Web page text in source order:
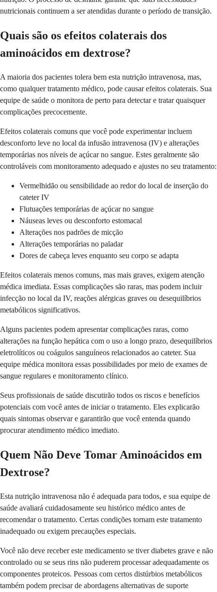
nutricionais continuem a ser atendidas durante o período de transição.
Quais são os efeitos colaterais dos
aminoácidos em dextrose?
A maioria dos pacientes tolera bem esta nutrição intravenosa, mas,
como qualquer tratamento médico, pode causar efeitos colaterais. Sua
equipe de saúde o monitora de perto para detectar e tratar quaisquer
complicações precocemente.
Efeitos colaterais comuns que você pode experimentar incluem
desconforto leve no local da infusão intravenosa (IV) e alterações
temporárias nos níveis de açúcar no sangue. Estes geralmente são
controláveis com monitoramento adequado e ajustes no seu tratamento:
Vermelhidão ou sensibilidade ao redor do local de inserção do
cateter IV
Flutuações temporárias de açúcar no sangue
Náuseas leves ou desconforto estomacal
Alterações nos padrões de micção
Alterações temporárias no paladar
Dores de cabeça leves enquanto seu corpo se adapta
Efeitos colaterais menos comuns, mas mais graves, exigem atenção
médica imediata. Essas complicações são raras, mas podem incluir
infecção no local da IV, reações alérgicas graves ou desequilíbrios
metabólicos significativos.
Alguns pacientes podem apresentar complicações raras, como
alterações na função hepática com o uso a longo prazo, desequilíbrios
eletrolíticos ou coágulos sanguíneos relacionados ao cateter. Sua
equipe médica monitora essas possibilidades por meio de exames de
sangue regulares e monitoramento clínico.
Seus profissionais de saúde discutirão todos os riscos e benefícios
potenciais com você antes de iniciar o tratamento. Eles explicarão
quais sintomas observar e garantirão que você entenda quando
procurar atendimento médico imediato.
Quem Não Deve Tomar Aminoácidos em
Dextrose?
Esta nutrição intravenosa não é adequada para todos, e sua equipe de
saúde avaliará cuidadosamente seu histórico médico antes de
recomendar o tratamento. Certas condições tornam este tratamento
inadequado ou exigem precauções especiais.
Você não deve receber este medicamento se tiver diabetes grave e não
controlado ou se seus rins não puderem processar adequadamente os
componentes proteicos. Pessoas com certos distúrbios metabólicos
também podem precisar de abordagens alternativas de suporte